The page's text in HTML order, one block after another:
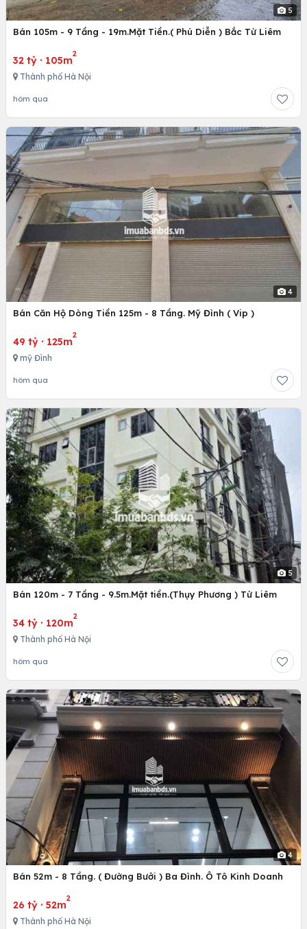
5
Bán 105m - 9 Tầng - 19m.Mặt Tiền.( Phú Diễn ) Bắc Từ Liêm
32 tỷ · 105m
2
Thành phố Hà Nội
hôm qua
4
Bán Căn Hộ Dòng Tiền 125m - 8 Tầng. Mỹ Đình ( Vip )
49 tỷ · 125m
2
mỹ Đình
hôm qua
5
Bán 120m - 7 Tầng - 9.5m.Mặt tiền.(Thụy Phương ) Từ Liêm
34 tỷ · 120m
2
Thành phố Hà Nội
hôm qua
4
Bán 52m - 8 Tầng. ( Đường Bưởi ) Ba Đình. Ô Tô Kinh Doanh
26 tỷ · 52m
2
Thành phố Hà Nội